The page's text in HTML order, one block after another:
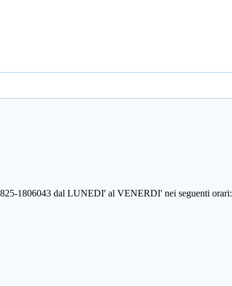
1806043 dal LUNEDI' al VENERDI' nei seguenti orari: